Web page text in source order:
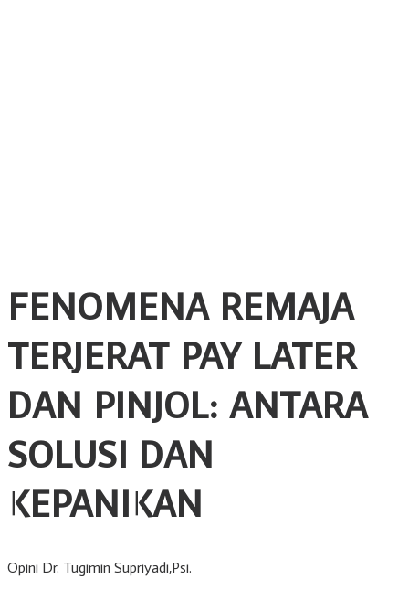
FENOMENA REMAJA
TERJERAT PAY LATER
DAN PINJOL: ANTARA
SOLUSI DAN
KEPANIKAN
Opini Dr. Tugimin Supriyadi,Psi.